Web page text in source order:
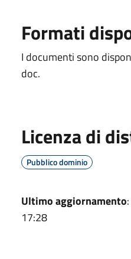
Formati
I documenti sono
doc.
Licenza di
Pubblico dominio
Ultimo aggiornamento
17:28